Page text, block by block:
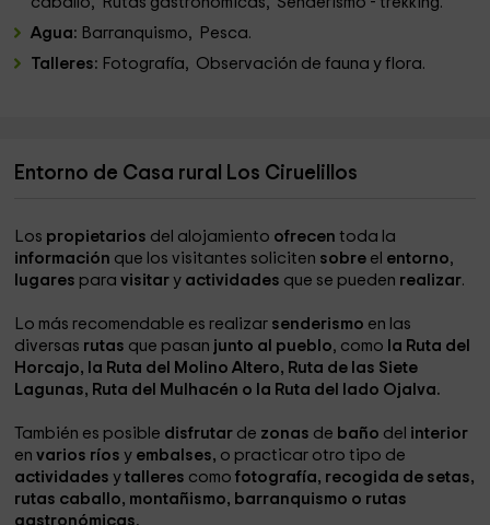
Agua: Barranquismo, Pesca.
Talleres: Fotografía, Observación de fauna y flora.
Entorno de Casa rural Los Ciruelillos
Los propietarios del alojamiento ofrecentoda la
información que los visitantes soliciten sobre el entorno,
lugares paravisitary actividades que se pueden realizar.
Lo más recomendable es realizar senderismo en las
diversas rutas que pasan junto al pueblo, como la Ruta del
Horcajo, la Ruta del Molino Altero, Ruta de las Siete
Lagunas, Ruta del Mulhacén o la Ruta del lado Ojalva.
También es posible disfrutar de zonas de baño del interior
envarios ríosy embalses, o practicar otro tipo de
actividadesytalleres como fotografía, recogida de setas,
rutas caballo, montañismo, barranquismo o rutas
gastronómicas.